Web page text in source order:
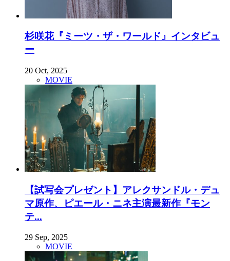
杉咲花『ミーツ・ザ・ワールド』インタビュ
ー
20 Oct, 2025
MOVIE
【試写会プレゼント】アレクサンドル・デュ
マ原作、ピエール・ニネ主演最新作『モン
テ...
29 Sep, 2025
MOVIE